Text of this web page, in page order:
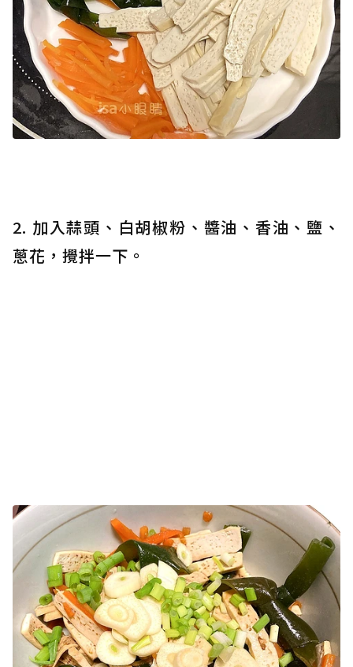
2. 加入蒜頭、白胡椒粉、醬油、香油、鹽、
蔥花，攪拌一下。